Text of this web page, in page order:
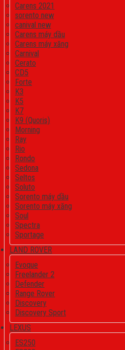
Carens 2021
sorento new
canival new
Carens máy dầu
Carens máy xăng
Carnival
Cerato
CD5
Forte
K3
K5
K7
K9 (Quoris)
Morning
Ray
Rio
Rondo
Sedona
Seltos
Soluto
Sorento máy dầu
Sorento máy xăng
Soul
Spectra
Sportage
LAND ROVER
Evoque
Freelander 2
Defender
Range Rover
Discovery
Discovery Sport
LEXUS
ES250